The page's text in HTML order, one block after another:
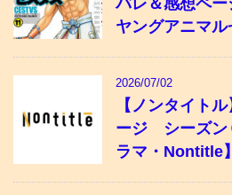
バレ＆感想ペ
ヤングアニマ
2026/07/02
【ノンタイト
ージ シーズン
ラマ・Nontitle】